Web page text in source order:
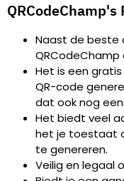
QRCodeChamp's
Naast de beste
Het is een
QR-code
dat ook nog
Het biedt veel
het je toestaat
te genereren.
Veilig en legaal